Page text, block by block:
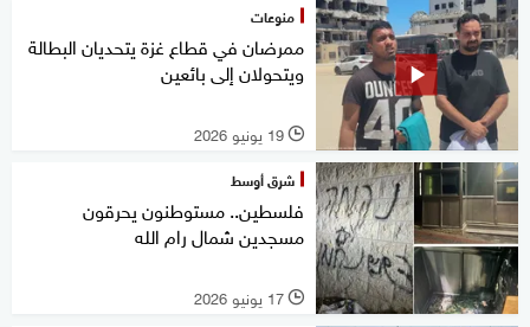
منوعات
ممرضان في قطاع غزة يتحديان البطالة
ويتحولان إلى بائعين
l 19 يونيو 2026
شرق أوسط
فلسطين.. مستوطنون يحرقون
مسجدين شمال رام الله
l 17 يونيو 2026